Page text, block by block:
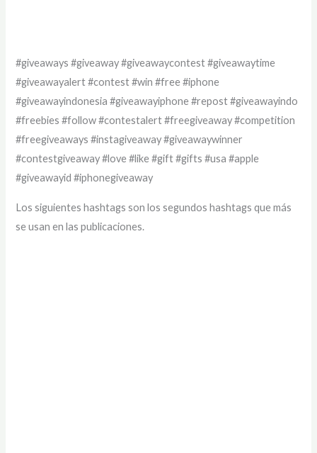
#giveaways #giveaway #giveawaycontest #giveawaytime
#giveawayalert #contest #win #free #iphone
#giveawayindonesia #giveawayiphone #repost #giveawayindo
#freebies #follow #contestalert #freegiveaway #competition
#freegiveaways #instagiveaway #giveawaywinner
#contestgiveaway #love #like #gift #gifts #usa #apple
#giveawayid #iphonegiveaway
Los siguientes hashtags son los segundos hashtags que más
se usan en las publicaciones.